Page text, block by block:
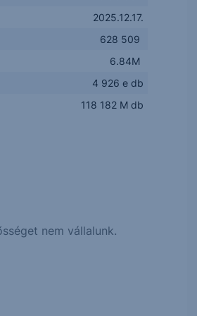
2025.12.17.
628 509
6.84M
4 926 e db
118 182 M db
nem vállalunk.